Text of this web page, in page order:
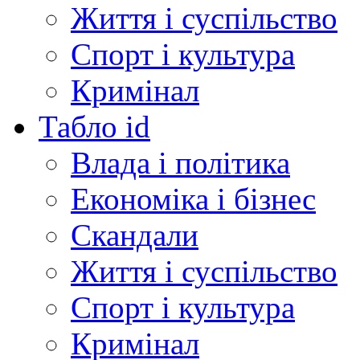
Життя і суспільство
Спорт і культура
Кримінал
Табло id
Влада і політика
Економіка і бізнес
Скандали
Життя і суспільство
Спорт і культура
Кримінал